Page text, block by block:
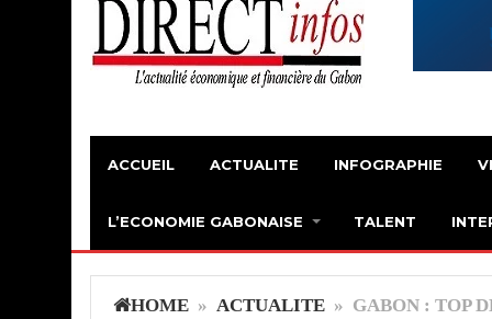
ACCUEIL ACTUALITE INFOGRAPHIE
L’ECONOMIE GABONAISE TALENT
HOME » ACTUALITE » GABON : TOP